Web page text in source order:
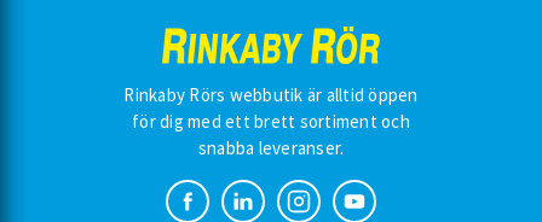
Rinkaby Rörs webbutik är alltid öppen
för dig med ett brett sortiment och
snabba leveranser.